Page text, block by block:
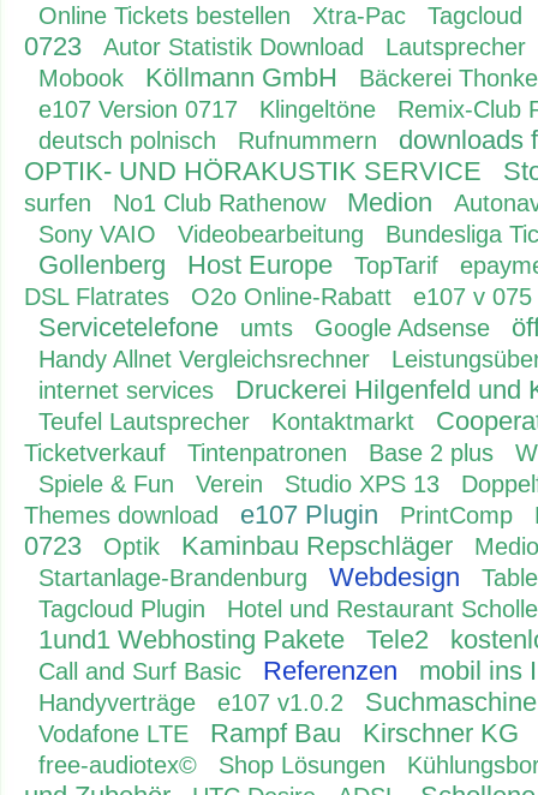
Online Tickets bestellen
Xtra-Pac Tagcloud
0723 Autor Statistik Download
Lautsprecher
Mobook
Köllmann GmbH
Bäckerei Thonke
e107 Version 0717
Klingeltöne
Remix-Club
deutsch polnisch
Rufnummern
downloads
OPTIK- UND HÖRAKUSTIK SERVICE
surfen No1 Club Rathenow Medion
Sony VAIO
Videobearbeitung Bundesliga
Gollenberg Host Europe TopTarif
DSL Flatrates
O2o Online-Rabatt e107 v 075
Servicetelefone umts Google Adsense
Handy Allnet Vergleichsrechner
internet services
Druckerei Hilgenfeld und
Teufel Lautsprecher Kontaktmarkt
Ticketverkauf Tintenpatronen Base 2 plus
Spiele & Fun
Verein Studio XPS 13
Themes download
e107 Plugin PrintComp
0723 Optik Kaminbau Repschläger
Startanlage-Brandenburg
Webdesign
Tagcloud Plugin
Hotel und Restaurant
1und1 Webhosting Pakete Tele2
Call and Surf Basic Referenzen mobil ins
Handyverträge e107 v1.0.2
Vodafone LTE Rampf Bau Kirschner KG
free-audiotex© Shop Lösungen